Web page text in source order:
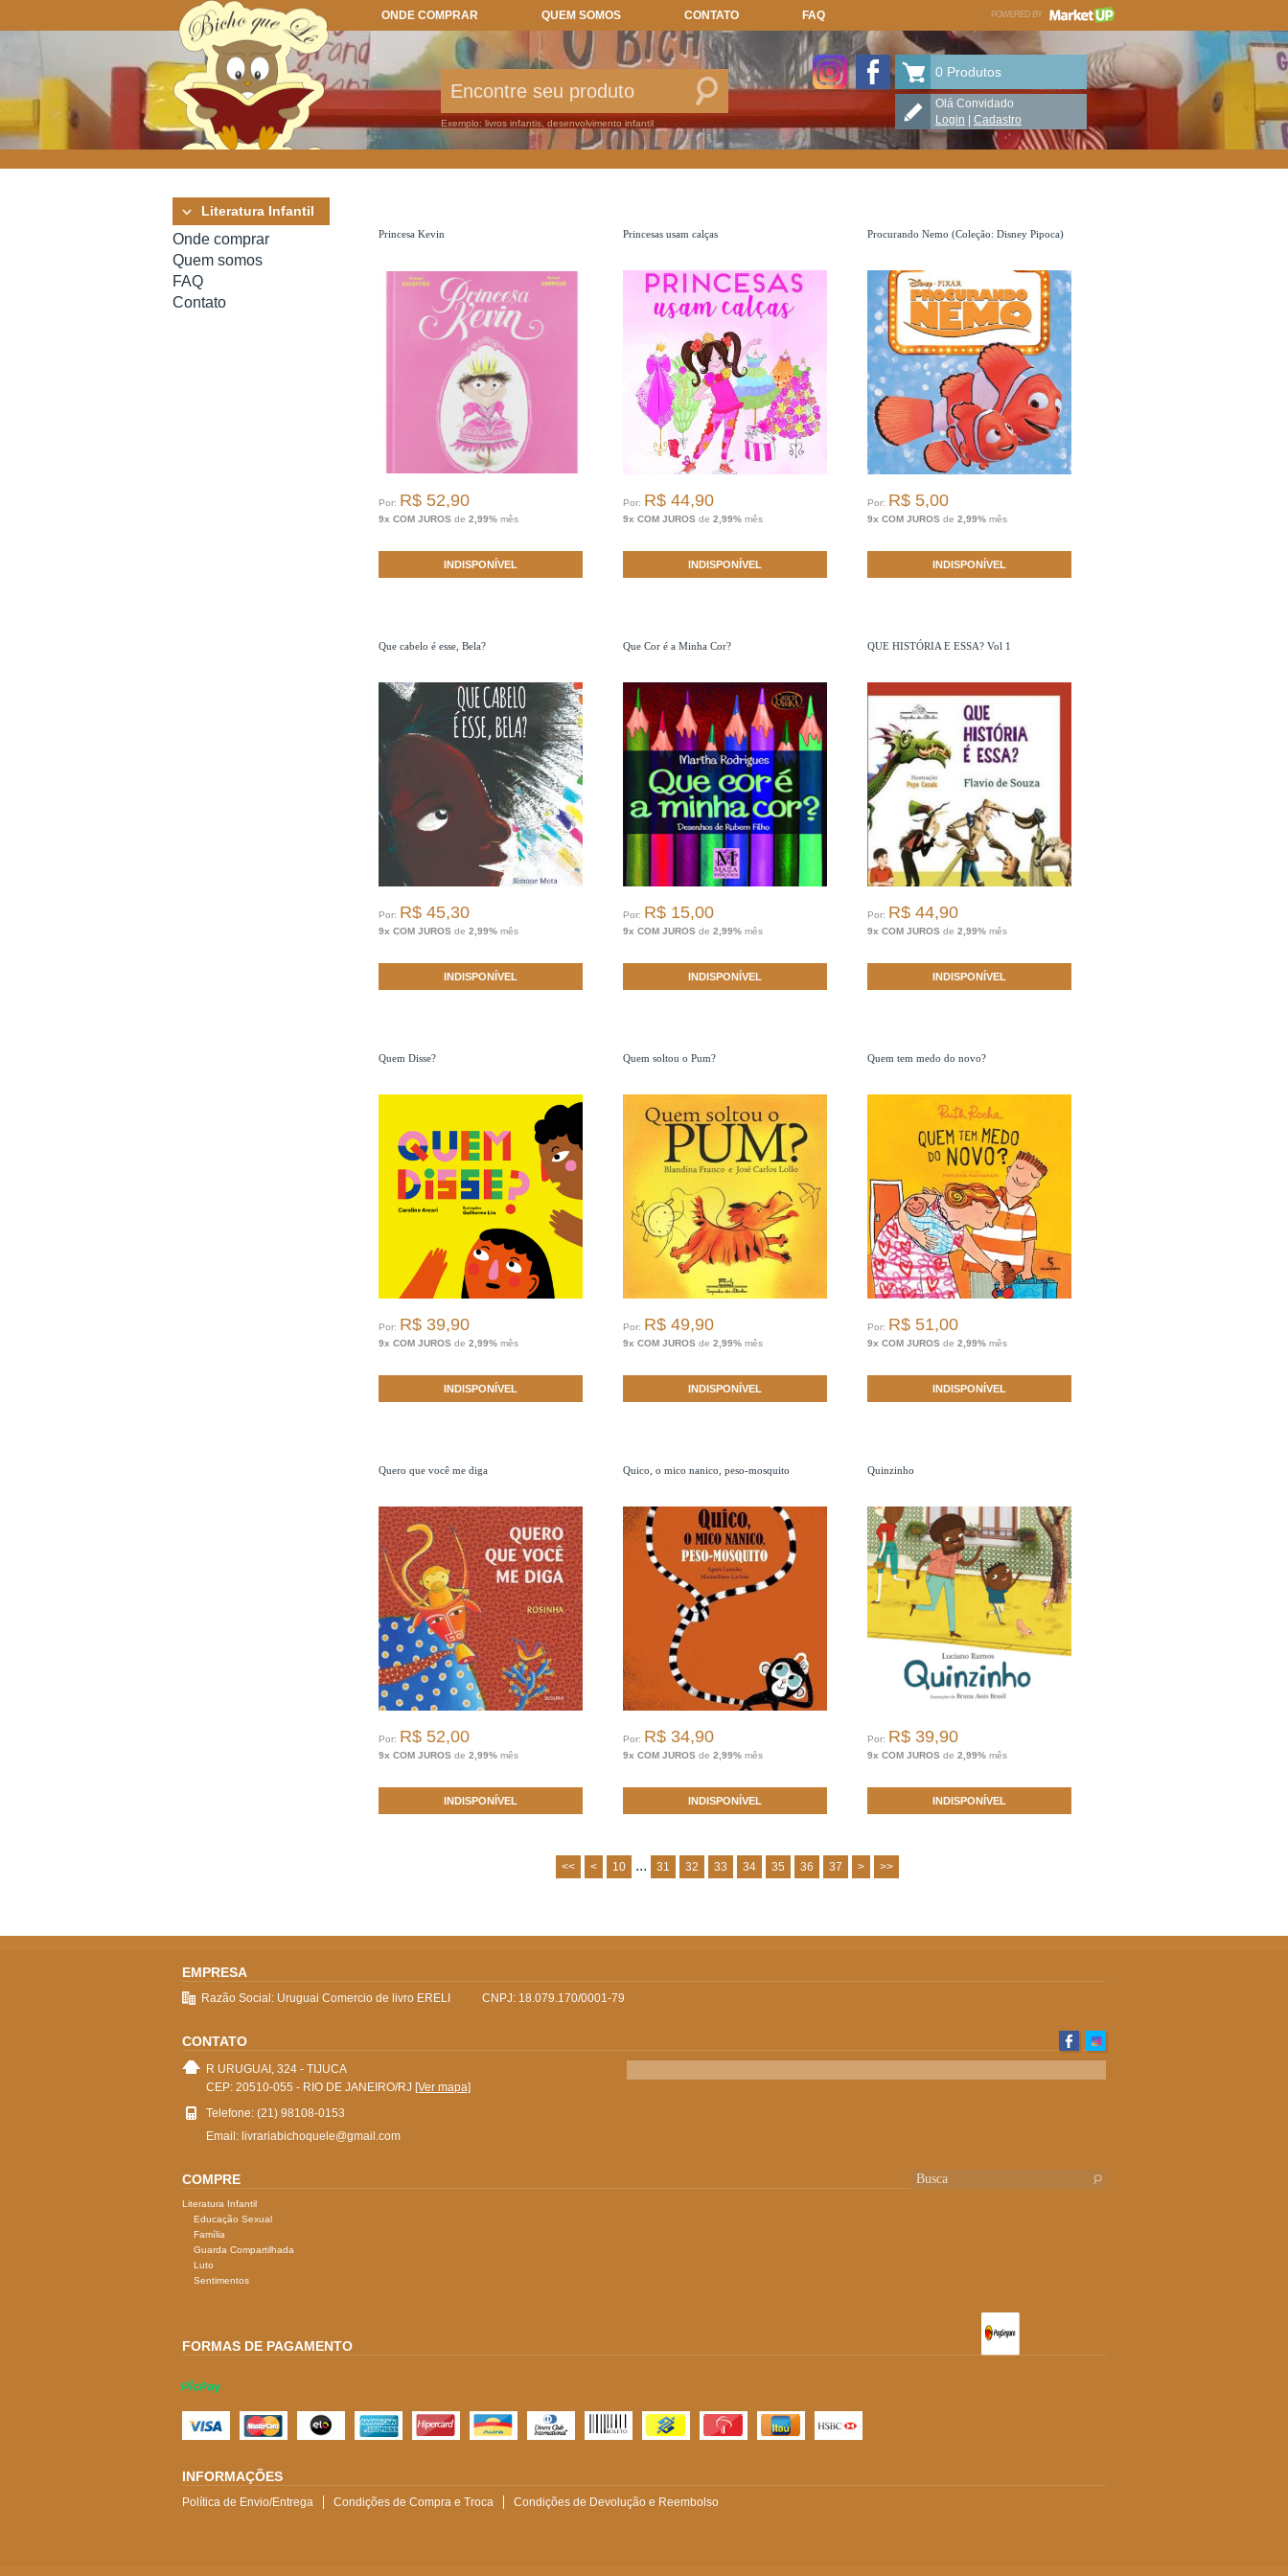
ONDE COMPRAR QUEM SOMOS CONTATO FAQ POWERED BY
Exemplo: livros infantis, desenvolvimento infantil
Bicho que lê livraria infantil no Facebook
Bicho que lê livraria infantil no Instagram
0 Produtos
Olá Convidado
Login
Cadastro
Literatura Infantil
Onde comprar
Quem somos
FAQ
Contato
Princesa Kevin
Por: R$ 52,90
9x COM JUROS de 2,99% mês
INDISPONÍVEL
Princesas usam calças
Por: R$ 44,90
9x COM JUROS de 2,99% mês
INDISPONÍVEL
Procurando Nemo (Coleção: Disney Pipoca)
Por: R$ 5,00
9x COM JUROS de 2,99% mês
INDISPONÍVEL
Que cabelo é esse, Bela?
Por: R$ 45,30
9x COM JUROS de 2,99% mês
INDISPONÍVEL
Que Cor é a Minha Cor?
Por: R$ 15,00
9x COM JUROS de 2,99% mês
INDISPONÍVEL
QUE HISTÓRIA E ESSA? Vol 1
Por: R$ 44,90
9x COM JUROS de 2,99% mês
INDISPONÍVEL
Quem Disse?
Por: R$ 39,90
9x COM JUROS de 2,99% mês
INDISPONÍVEL
Quem soltou o Pum?
Por: R$ 49,90
9x COM JUROS de 2,99% mês
INDISPONÍVEL
Quem tem medo do novo?
Por: R$ 51,00
9x COM JUROS de 2,99% mês
INDISPONÍVEL
Quero que você me diga
Por: R$ 52,00
9x COM JUROS de 2,99% mês
INDISPONÍVEL
Quico, o mico nanico, peso-mosquito
Por: R$ 34,90
9x COM JUROS de 2,99% mês
INDISPONÍVEL
Quinzinho
Por: R$ 39,90
9x COM JUROS de 2,99% mês
INDISPONÍVEL
<< < 10 ... 31 32 33 34 35 36 37 > >>
EMPRESA
Razão Social: Uruguai Comercio de livro ERELI CNPJ: 18.079.170/0001-79
CONTATO
R URUGUAI, 324 - TIJUCA
CEP: 20510-055 - RIO DE JANEIRO/RJ [Ver mapa]
Telefone: (21) 98108-0153
Email: livrariabichoquele@gmail.com
COMPRE
Literatura Infantil
Educação Sexual
Família
Guarda Compartilhada
Luto
Sentimentos
FORMAS DE PAGAMENTO
INFORMAÇÕES
Política de Envio/Entrega Condições de Compra e Troca Condições de Devolução e Reembolso